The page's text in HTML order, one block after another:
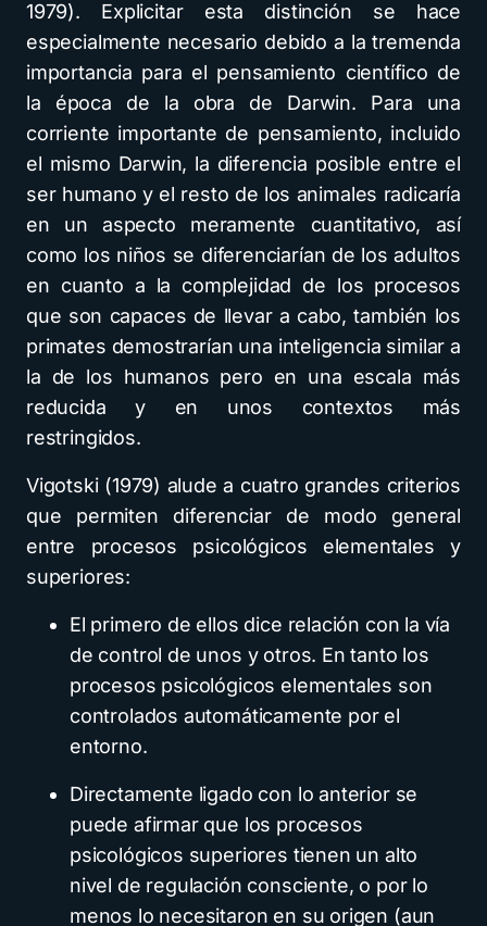
1979). Explicitar esta distinción se hace
especialmente necesario debido a la tremenda
importancia para el pensamiento científico de
la época de la obra de Darwin. Para una
corriente importante de pensamiento, incluido
el mismo Darwin, la diferencia posible entre el
ser humano y el resto de los animales radicaría
en un aspecto meramente cuantitativo, así
como los niños se diferenciarían de los adultos
en cuanto a la complejidad de los procesos
que son capaces de llevar a cabo, también los
primates demostrarían una inteligencia similar a
la de los humanos pero en una escala más
reducida y en unos contextos más
restringidos.
Vigotski (1979) alude a cuatro grandes criterios
que permiten diferenciar de modo general
entre procesos psicológicos elementales y
superiores:
El primero de ellos dice relación con la vía
de control de unos y otros. En tanto los
procesos psicológicos elementales son
controlados automáticamente por el
entorno.
Directamente ligado con lo anterior se
puede afirmar que los procesos
psicológicos superiores tienen un alto
nivel de regulación consciente, o por lo
menos lo necesitaron en su origen (aun